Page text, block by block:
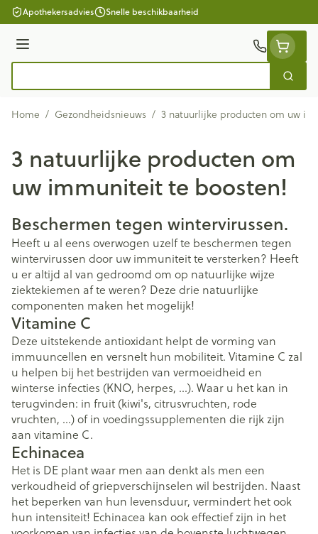
Ga naar de inhoud
Apothekersadvies Snelle beschikbaarheid
Menu
Zoek
Home / Gezondheidsnieuws / 3 natuurlijke producten om uw
3 natuurlijke producten om
uw immuniteit te boosten!
Beschermen tegen wintervirussen.
Heeft u al eens overwogen uzelf te beschermen tegen
wintervirussen door uw immuniteit te versterken? Heeft
u er altijd al van gedroomd om op natuurlijke wijze
ziektekiemen af te weren? Deze drie natuurlijke
componenten maken het mogelijk!
Vitamine C
Deze uitstekende antioxidant helpt de vorming van
immuuncellen en versnelt hun mobiliteit. Vitamine C zal
u helpen bij het bestrijden van vermoeidheid en
winterse infecties (KNO, herpes, ...). Waar u het kan in
terugvinden: in fruit (kiwi's, citrusvruchten, rode
vruchten, ...) of in voedingssupplementen die rijk zijn
aan vitamine C.
Echinacea
Het is DE plant waar men aan denkt als men een
verkoudheid of griepverschijnselen wil bestrijden. Naast
het beperken van hun levensduur, vermindert het ook
hun intensiteit! Echinacea kan ook effectief zijn in het